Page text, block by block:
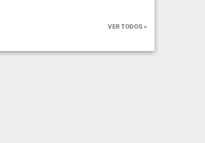
VER TODOS »